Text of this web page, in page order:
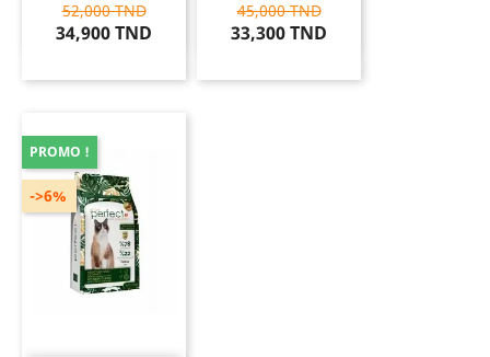
52,000 TND
34,900 TND
45,000 TND
33,300 TND
->6%
PROMO !